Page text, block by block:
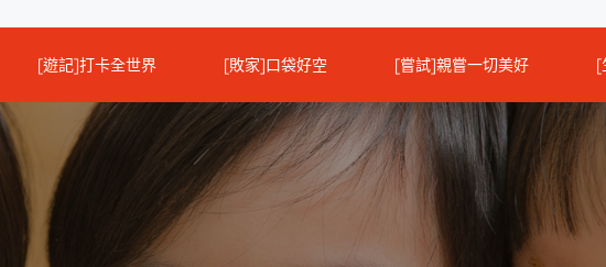
[遊記]打卡全世界 [敗家]口袋好空 [嘗試]親嘗一切美好 [